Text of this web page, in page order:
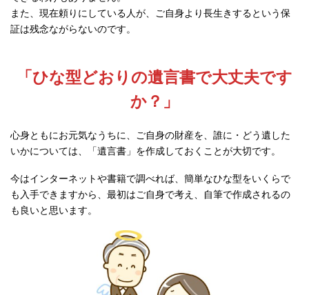
また、現在頼りにしている人が、ご自身より長生きするという保
証は残念ながらないのです。
「ひな型どおりの遺言書で大丈夫です
か？」
心身ともにお元気なうちに、ご自身の財産を、誰に・どう遺した
いかについては、「遺言書」を作成しておくことが大切です。
今はインターネットや書籍で調べれば、簡単なひな型をいくらで
も入手できますから、最初はご自身で考え、自筆で作成されるの
も良いと思います。